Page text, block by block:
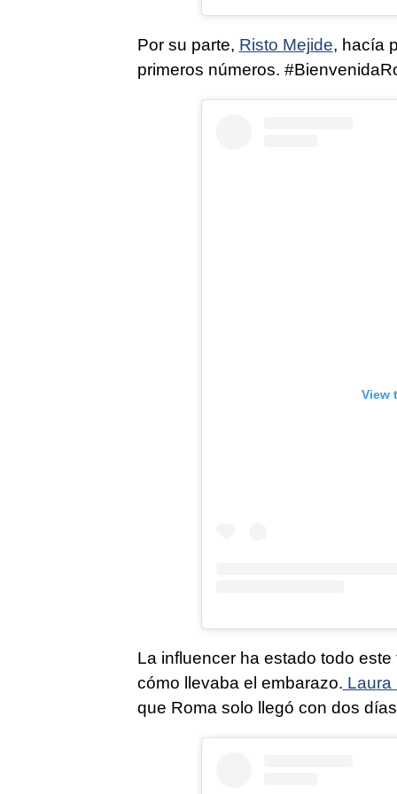
Por su parte, Risto Mejide, hacía
primeros números.
View
La influencer ha estado todo
cómo llevaba el embarazo. Laura
que Roma solo llegó con dos